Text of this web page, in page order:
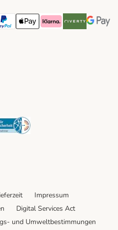
Payment Method
Payment Method
Payment Method
Apple Pay Payment Method
Klarna Payment Method
Riverty Payment
Google
Security
Impressum
Digital Services Act
und Umweltbestimmungen